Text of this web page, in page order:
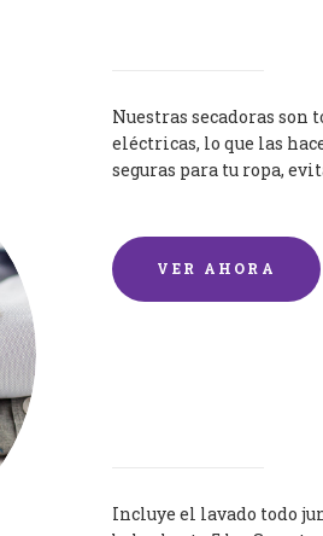
Nuestras secadoras son
eléctricas, lo que las
seguras para tu ropa,
VER AHORA
Incluye el lavado todo